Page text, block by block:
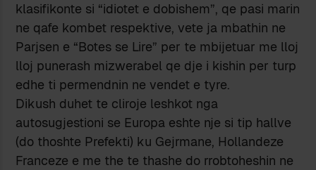
klasifikonte si “idiotet e dobishem”, qe pasi marin
ne qafe kombet respektive, vete ja mbathin ne
Parjsen e “Botes se Lire” per te mbijetuar me lloj
lloj punerash mizwerabel qe dje i kishin per turp
edhe ti permendnin ne vendet e tyre.
Dikush duhet te cliroje leshkot nga
autosugjestioni se Europa eshte nje si tip hallve
(do thoshte Prefekti) ku Gejrmane, Hollandeze
Franceze e me the te thashe do rrobtoheshin ne